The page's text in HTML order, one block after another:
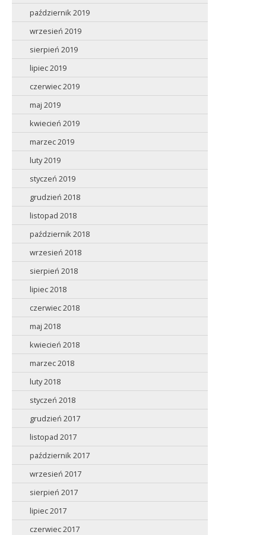
październik 2019
wrzesień 2019
sierpień 2019
lipiec 2019
czerwiec 2019
maj 2019
kwiecień 2019
marzec 2019
luty 2019
styczeń 2019
grudzień 2018
listopad 2018
październik 2018
wrzesień 2018
sierpień 2018
lipiec 2018
czerwiec 2018
maj 2018
kwiecień 2018
marzec 2018
luty 2018
styczeń 2018
grudzień 2017
listopad 2017
październik 2017
wrzesień 2017
sierpień 2017
lipiec 2017
czerwiec 2017